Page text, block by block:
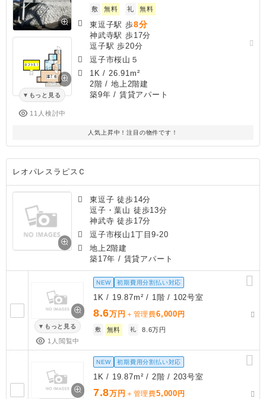
もっと見る
11人検討中
敷
無料 礼 無料
東逗子駅 歩8分
神武寺駅 歩17分
逗子駅 歩20分
逗子市桜山５
1K / 26.91m²
2階 / 地上2階建
築9年 / 賃貸アパート
人気上昇中！注目の物件です！
レオパレスラピスＣ
東逗子 徒歩14分
逗子・葉山 徒歩13分
神武寺 徒歩17分
逗子市桜山1丁目9-20
地上2階建
築17年 / 賃貸アパート
もっと見る
1人閲覧中
NEW 初期費用分割払い対応
1K / 19.87m² / 1階 / 102号室
8.6万円 ＋管理費6,000 円
敷 無料 礼 8.6万円
NEW 初期費用分割払い対応
1K / 19.87m² / 2階 / 203号室
7.8万円 ＋管理費5,000 円